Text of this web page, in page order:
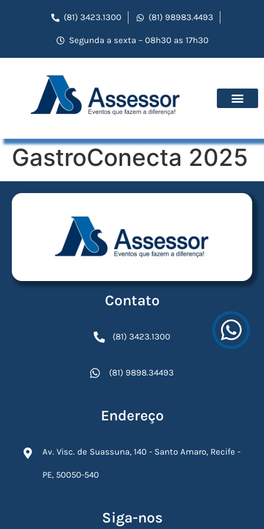
(81) 3423.1300 (81) 98983.4493
Segunda a sexta – 08h30 as 17h30
GastroConecta 2025
Contato
(81) 3423.1300
(81) 9898.34493
Endereço
Av. Visc. de Suassuna, 140 - Santo Amaro, Recife -
PE, 50050-540
Siga-nos